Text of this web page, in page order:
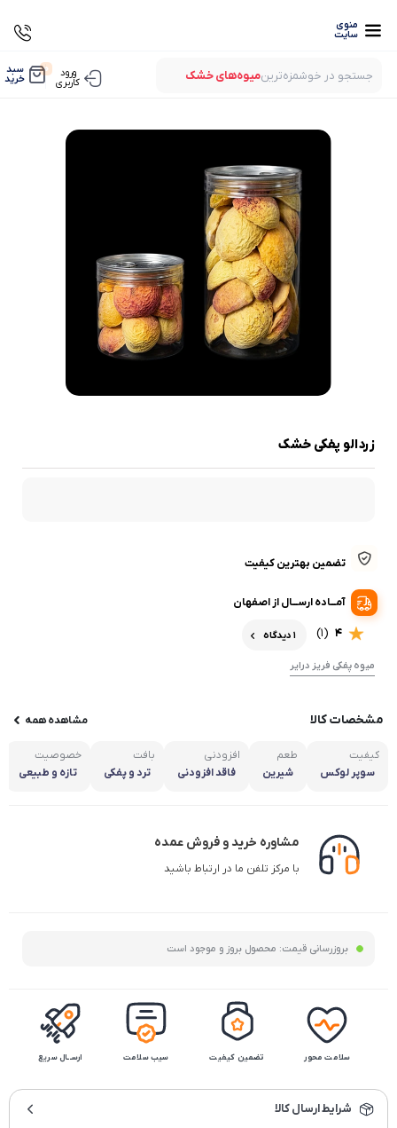
منوی
سایت
جستجو در خوشمزه‌ترینمیوه‌های خشک
لواشک‌های ارگانیک
ورود
کاربری
0 سبد
خرید
زردالو پفکی خشک
تضمین بهترین کیفیت
آمـــاده ارســـال از اصفهان
4
(1) 1 دیدگاه
میوه پفکی فریز درایر
مشخصات کالا مشاهده همه
کیفیت
سوپر لوکس
طعم
شیرین
افزودنی
فاقد افزودنی
بافت
ترد و پفکی
خصوصیت
تازه و طبیعی
مشاوره خرید و فروش عمده
با مرکز تلفن ما در ارتباط باشید
بروزرسانی قیمت: محصول بروز و موجود است
سلامت محور تضمین کیفیت سیب سلامت ارســال سریع
شرایط ارسال کالا